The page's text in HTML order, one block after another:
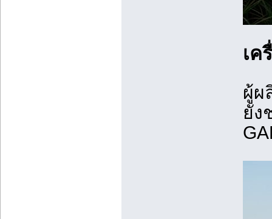
เค
ผู้ผ
ยัง